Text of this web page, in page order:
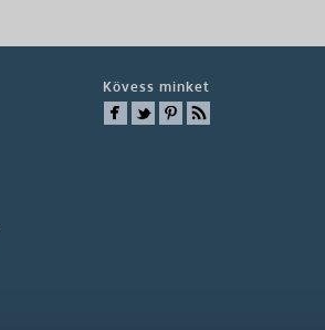
Kövess minket